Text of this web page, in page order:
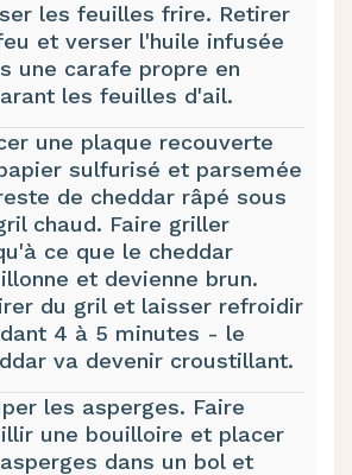
les feuilles frire. Retirer
et verser l'huile infusée
une carafe propre en
les feuilles d'ail.
une plaque recouverte
sulfurisé et parsemée
de cheddar râpé sous
chaud. Faire griller
ce que le cheddar
et devienne brun.
du gril et laisser refroidir
4 à 5 minutes - le
va devenir croustillant.
les asperges. Faire
une bouilloire et placer
dans un bol et